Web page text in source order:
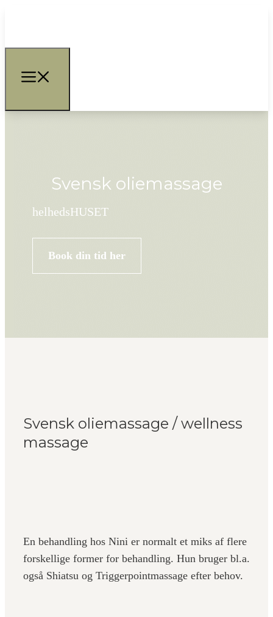
Svensk oliemassage
helhedsHUSET
Book din tid her
Svensk oliemassage / wellness
massage
En behandling hos Nini er normalt et miks af flere
forskellige former for behandling. Hun bruger bl.a.
også Shiatsu og Triggerpointmassage efter behov.